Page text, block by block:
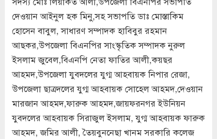
দেওয়ান আইনুল হক মিনু,সহ সভাপতি ডাঃ মোস্তাকিম
হোসেন বাবুল, সাধারণ সম্পাদক হাবিবুর রহমান
আছকর,উপজেলা বিএনপির সাংস্কৃতিক সম্পাদক নুরুল
ইসলাম জুবেল,বিএনপি নেতা ফাতির আলী,কয়ছর
আহমদ,উপজেলা যুবদলের যুগ্ম আহবায়ক নিপার রেজা,
উপজেলা ছাত্রদলের যুগ্ম আহবায়ক সোহেল আহমদ,দেওয়ান
মারজান আহমদ,ফারুক আহমদ,জায়ফরনগর ইউনিয়ন
যুবদলের আহবায়ক সিরাজুল ইসলাম, যুগ্ম আহবায়ক ফারুক
আহমদ, জমির আলী, তৈয়বুননেছা খানম সরকারি কলেজ